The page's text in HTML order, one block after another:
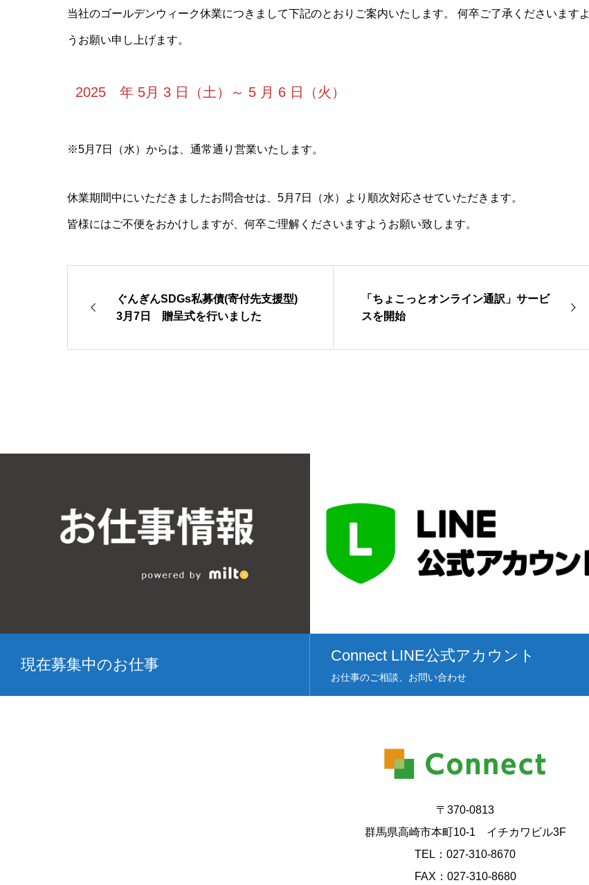
当社のゴールデンウィーク休業につきまして下記のとおりご案内いたします。 何卒ご了承くださいますよ
うお願い申し上げます。
2025 年 5月 3 日（土）～ 5 月 6 日（火）
※5月7日（水）からは、通常通り営業いたします。
休業期間中にいただきましたお問合せは、5月7日（水）より順次対応させていただきます。
皆様にはご不便をおかけしますが、何卒ご理解くださいますようお願い致します。
ぐんぎんSDGs私募債(寄付先支援型)
3月7日 贈呈式を行いました
「ちょこっとオンライン通訳」サービ
スを開始
現在募集中のお仕事
Connect LINE公式アカウント
お仕事のご相談、お問い合わせ
〒370-0813
群馬県高崎市本町10-1 イチカワビル3F
TEL：027-310-8670
FAX：027-310-8680